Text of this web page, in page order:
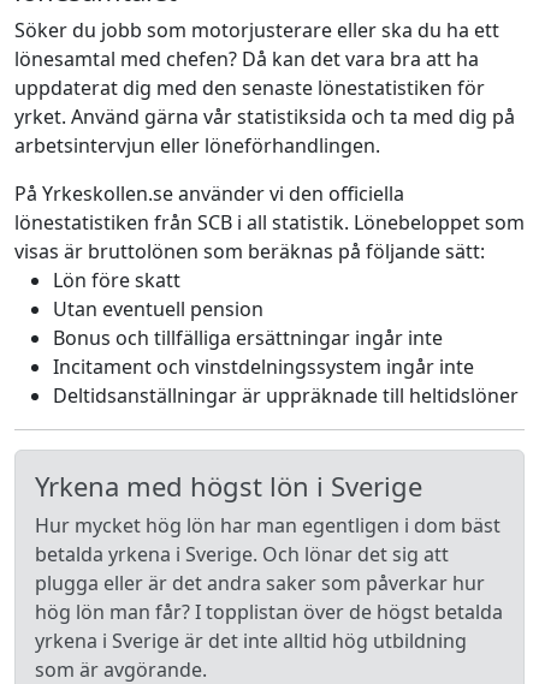
Söker du jobb som motorjusterare eller ska du ha ett
lönesamtal med chefen? Då kan det vara bra att ha
uppdaterat dig med den senaste lönestatistiken för
yrket. Använd gärna vår statistiksida och ta med dig på
arbetsintervjun eller löneförhandlingen.
På Yrkeskollen.se använder vi den officiella
lönestatistiken från SCB i all statistik. Lönebeloppet som
visas är bruttolönen som beräknas på följande sätt:
Lön före skatt
Utan eventuell pension
Bonus och tillfälliga ersättningar ingår inte
Incitament och vinstdelningssystem ingår inte
Deltidsanställningar är uppräknade till heltidslöner
Yrkena med högst lön i Sverige
Hur mycket hög lön har man egentligen i dom bäst
betalda yrkena i Sverige. Och lönar det sig att
plugga eller är det andra saker som påverkar hur
hög lön man får? I topplistan över de högst betalda
yrkena i Sverige är det inte alltid hög utbildning
som är avgörande.